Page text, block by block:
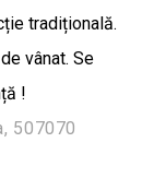
tradițională.
vânat. Se
!
507070